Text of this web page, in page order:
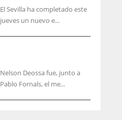
NYJ
El Sevilla ha completado este
jueves un nuevo e...
Nelson Deossa fue, junto a
Pablo Fornals, el me...